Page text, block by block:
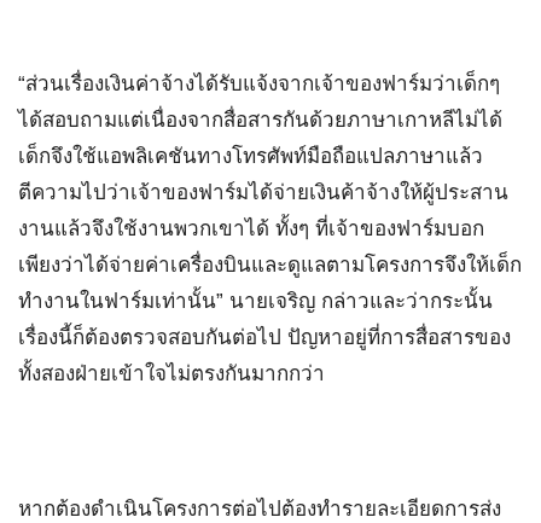
“ส่วนเรื่องเงินค่าจ้างได้รับแจ้งจากเจ้าของฟาร์มว่าเด็กๆ
ได้สอบถามแต่เนื่องจากสื่อสารกันด้วยภาษาเกาหลีไม่ได้
เด็กจึงใช้แอพลิเคชันทางโทรศัพท์มือถือแปลภาษาแล้ว
ตีความไปว่าเจ้าของฟาร์มได้จ่ายเงินค้าจ้างให้ผู้ประสาน
งานแล้วจึงใช้งานพวกเขาได้ ทั้งๆ ที่เจ้าของฟาร์มบอก
เพียงว่าได้จ่ายค่าเครื่องบินและดูแลตามโครงการจึงให้เด็ก
ทำงานในฟาร์มเท่านั้น” นายเจริญ กล่าวและว่ากระนั้น
เรื่องนี้ก็ต้องตรวจสอบกันต่อไป ปัญหาอยู่ที่การสื่อสารของ
ทั้งสองฝ่ายเข้าใจไม่ตรงกันมากกว่า
หากต้องดำเนินโครงการต่อไปต้องทำรายละเอียดการส่ง